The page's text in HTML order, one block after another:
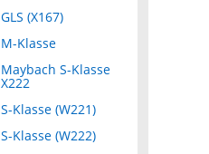
GLS (X167)
M-Klasse
Maybach S-Klasse
X222
S-Klasse (W221)
S-Klasse (W222)